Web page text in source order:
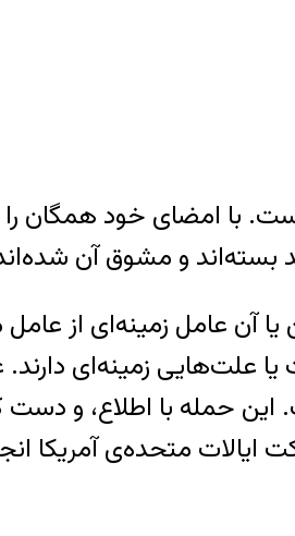
با امضای خود همگان
بسته‌اند و مشوق آن
آن عامل زمینه‌ای از
علت‌هایی زمینه‌ای
حمله با اطلاع، و دست
ایالات متحده‌ی